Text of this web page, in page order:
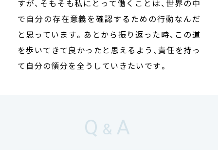
すが、そもそも私にとって働くことは、世界の中
で自分の存在意義を確認するための行動なんだ
と思っています。あとから振り返った時、この道
を歩いてきて良かったと思えるよう、責任を持っ
て自分の領分を全うしていきたいです。
Q & A